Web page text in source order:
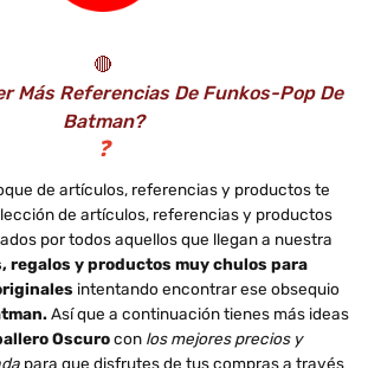
🔴
Más Referencias De Funkos-Pop De
Batman?
❓
de artículos, referencias y productos te
de artículos, referencias y productos
por todos aquellos que llegan a nuestra
regalos y productos muy chulos para
intentando encontrar ese obsequio
Así que a continuación tienes más ideas
Oscurocon los mejores precios y
para que disfrutes de tus compras a través